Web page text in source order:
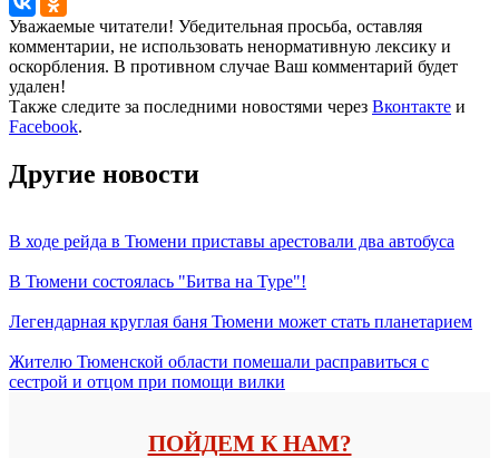
Уважаемые читатели! Убедительная просьба, оставляя
комментарии, не использовать ненормативную лексику и
оскорбления. В противном случае Ваш комментарий будет
удален!
Также следите за последними новостями через Вконтакте и
Facebook.
Другие новости
В ходе рейда в Тюмени приставы арестовали два автобуса
В Тюмени состоялась "Битва на Туре"!
Легендарная круглая баня Тюмени может стать планетарием
Жителю Тюменской области помешали расправиться с
сестрой и отцом при помощи вилки
ПОЙДЕМ К НАМ?